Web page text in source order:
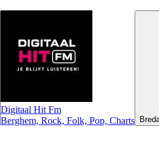
Digitaal Hit Fm
Berghem, Rock, Folk, Pop, Charts